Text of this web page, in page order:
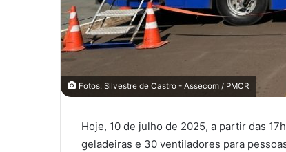
Fotos: Silvestre de Castro - Assecom / PMCR
Hoje, 10 de julho de 2025, a partir das
geladeiras e 30 ventiladores para